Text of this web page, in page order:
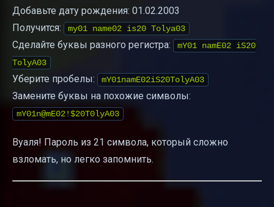
Добавьте дату рождения: 01.02.2003
Получится:
my01 name02 is20 Tolya03
Сделайте буквы разного регистра:
mY01 namE02 iS20
TolyA03
Уберите пробелы: mY01namE02iS20TolyA03
Замените буквы на похожие символы:
mY01n@mE02!$20T0lyA03
Вуаля! Пароль из 21 символа, который сложно
взломать, но легко запомнить.